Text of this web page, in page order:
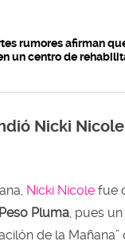
rumores afirman
un centro de
Nicki
Nicki Nicole fue
Peso Pluma , pues
de la